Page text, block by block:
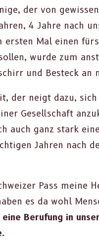
der von
4 Jahre nach
Mal einen
wurde zum
und Besteck an
der neigt dazu,
Gesellschaft
auch ganz stark
Jahren nach
Pass meine
es da wohl
Beru­fung in